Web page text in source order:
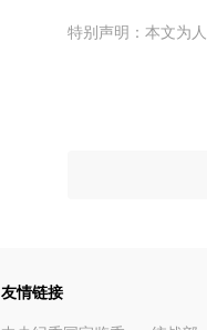
特别声明：本文为
友情链接